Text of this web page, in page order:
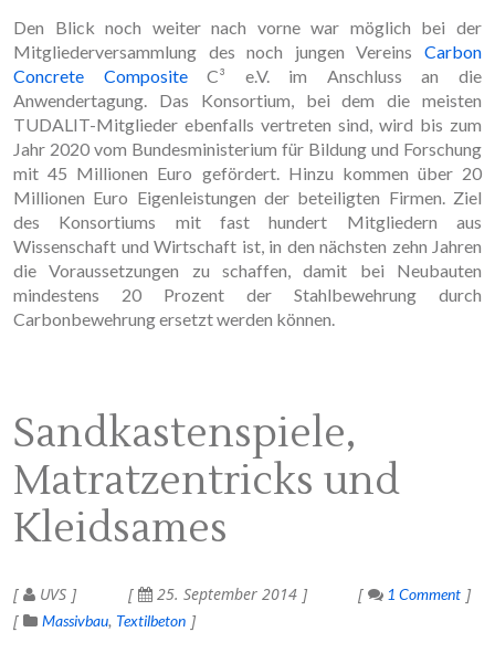
Den Blick noch weiter nach vorne war möglich bei der
Mitgliederversammlung des noch jungen Vereins Carbon
Concrete CompositeC³ e.V. im Anschluss an die
Anwendertagung. Das Konsortium, bei dem die meisten
TUDALIT-Mitglieder ebenfalls vertreten sind, wird bis zum
Jahr 2020 vom Bundesministerium für Bildung und Forschung
mit 45 Millionen Euro gefördert. Hinzu kommen über 20
Millionen Euro Eigenleistungen der beteiligten Firmen. Ziel
des Konsortiums mit fast hundert Mitgliedern aus
Wissenschaft und Wirtschaft ist, in den nächsten zehn Jahren
die Voraussetzungen zu schaffen, damit bei Neubauten
mindestens 20 Prozent der Stahlbewehrung durch
Carbonbewehrung ersetzt werden können.
Sandkastenspiele,
Matratzentricks und
Kleidsames
UVS 25. September 2014
1 Comment
Massivbau Textilbeton